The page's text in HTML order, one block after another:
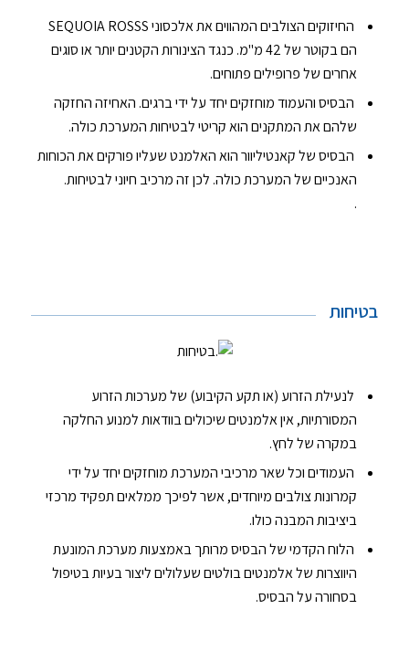
החיזוקים הצולבים המהווים את אלכסוני SEQUOIA ROSSS
הם בקוטר של 42 מ"מ. כנגד הצינורות הקטנים יותר או סוגים
אחרים של פרופילים פתוחים.
הבסיס והעמוד מוחזקים יחד על ידי ברגים. האחיזה החזקה
שלהם את המתקנים הוא קריטי לבטיחות המערכת כולה.
הבסיס של קאנטיליוור הוא האלמנט שעליו פורקים את הכוחות
האנכיים של המערכת כולה. לכן זה מרכיב חיוני לבטיחות.
.
בטיחות
בטיחות
לנעילת הזרוע (או תקע הקיבוע) של מערכות הזרוע
המסורתיות, אין אלמנטים שיכולים בוודאות למנוע החלקה
במקרה של לחץ.
העמודים וכל שאר מרכיבי המערכת מוחזקים יחד על ידי
קמרונות צולבים מיוחדים, אשר לפיכך ממלאים תפקיד מרכזי
ביציבות המבנה כולו.
הלוח הקדמי של הבסיס מרותך באמצעות מערכת המונעת
היווצרות של אלמנטים בולטים שעלולים ליצור בעיות בטיפול
בסחורה על הבסיס.